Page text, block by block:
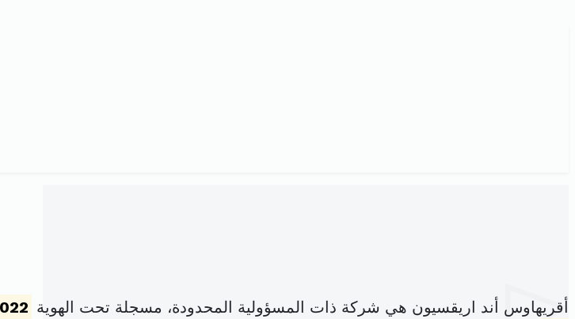
أقريهاوس أند اريقسيون هي شركة ذات المسؤولية المحدودة، مسجلة تحت الهوية